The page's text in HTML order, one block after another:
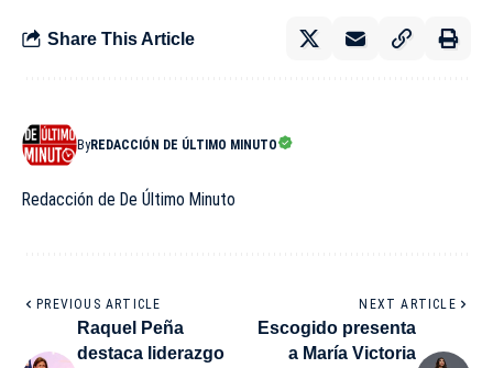
Share This Article
ByREDACCIÓN DE ÚLTIMO MINUTO
Redacción de De Último Minuto
PREVIOUS ARTICLE
Raquel Peña
destaca liderazgo
NEXT ARTICLE
Escogido presenta
a María Victoria